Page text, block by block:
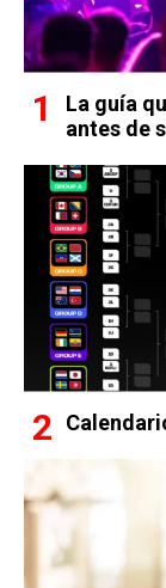
La guía
antes de